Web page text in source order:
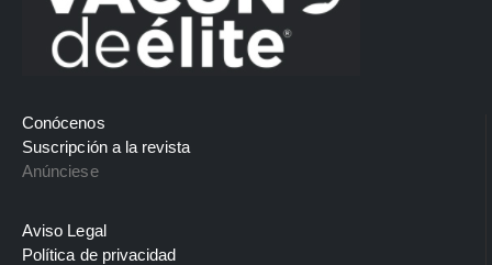
Conócenos
Suscripción a la revista
Anúnciese
Aviso Legal
Política de privacidad